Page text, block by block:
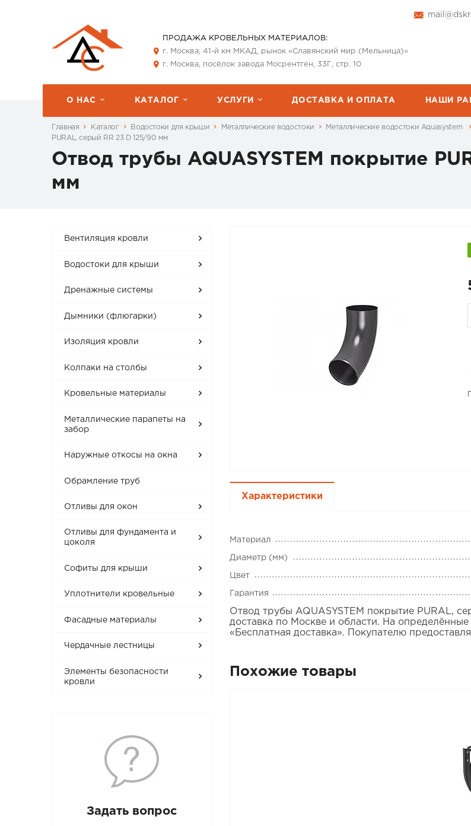
ПРОДАЖА КРОВЕЛЬНЫХ МАТЕРИАЛОВ:
г. Москва, 41-й км МКАД, рынок «Славянский мир (Мельница)»
г. Москва, посёлок завода Мосрентген, 33Г, стр. 10
О НАС КАТАЛОГ УСЛУГИ ДОСТАВКА И ОПЛАТА НАШИ
Главная Каталог Водостоки для крыши Металлические водостоки Металлические водостоки Aquasystem
PURAL, серый RR 23 D 125/90 мм
Отвод трубы AQUASYSTEM покрытие
мм
Вентиляция кровли
Водостоки для крыши
Дренажные системы
Дымники (флюгарки)
Изоляция кровли
Колпаки на столбы
Кровельные материалы
Металлические парапеты на
забор
Наружные откосы на окна
Обрамление труб
Отливы для окон
Отливы для фундамента и
цоколя
Софиты для крыши
Уплотнители кровельные
Фасадные материалы
Чердачные лестницы
Элементы безопасности
кровли
Задать вопрос
Характеристики
Материал
Диаметр (мм)
Цвет
Гарантия
Отвод трубы AQUASYSTEM покрытие PURAL,
доставка по Москве и области. На
«Бесплатная доставка». Покупателю
Похожие товары